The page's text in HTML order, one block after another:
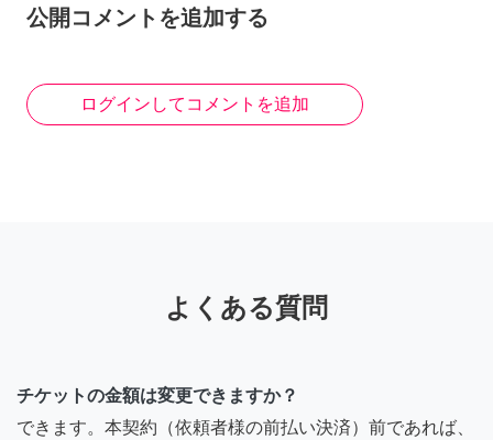
公開コメントを追加する
ログインしてコメントを追加
よくある質問
チケットの金額は変更できますか？
できます。本契約（依頼者様の前払い決済）前であれば、